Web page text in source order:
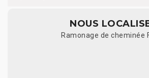
NOUS
Ramonage de cheminée